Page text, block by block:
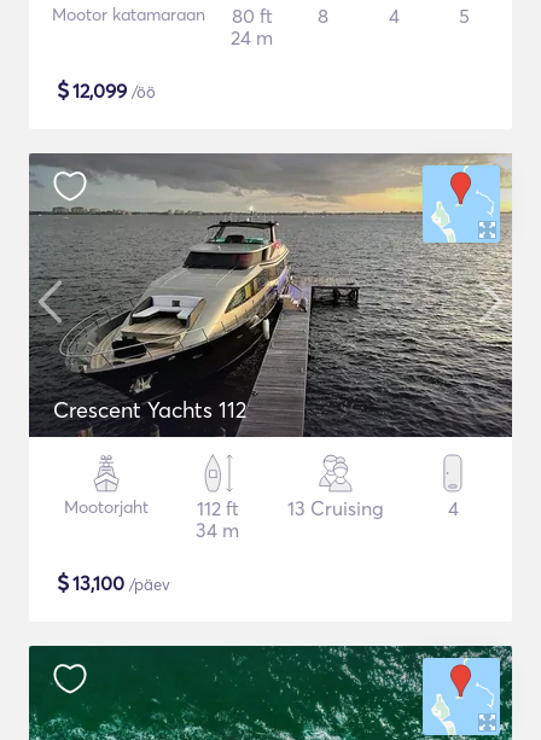
Mootor katamaraan
80 ft
24 m
8 4 5
$12,099 /öö
Crescent Yachts 112
Mootorjaht
112 ft
34 m
13 Cruising 4
$13,100 /päev